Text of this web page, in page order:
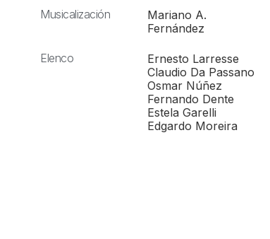
Musicalización
Mariano A.
Fernández
Elenco
Ernesto Larresse
Claudio Da Passano
Osmar Núñez
Fernando Dente
Estela Garelli
Edgardo Moreira